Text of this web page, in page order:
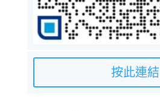
按此連結